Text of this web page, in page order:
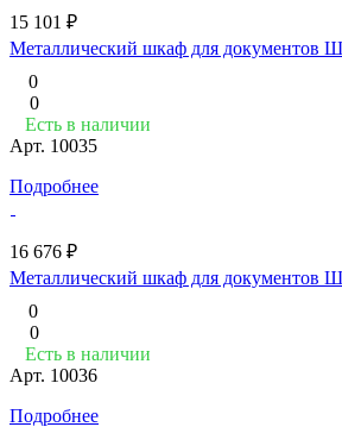
15 101 ₽
Металлический шкаф для документов
0
0
Есть в наличии
Арт. 10035
Подробнее
16 676 ₽
Металлический шкаф для документов
0
0
Есть в наличии
Арт. 10036
Подробнее